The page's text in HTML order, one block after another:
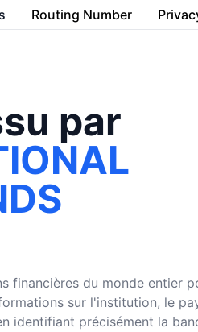
Routing Number
par
financières du monde entier
sur l'institution, le
précisément la